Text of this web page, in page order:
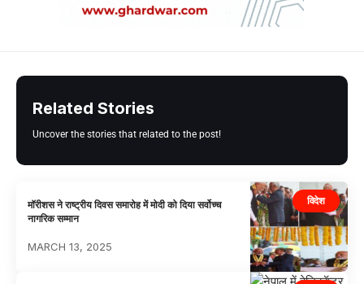
Related Stories
Uncover the stories that related to the post!
विदेश
मॉरीशस ने राष्ट्रीय दिवस समारोह में मोदी को दिया सर्वोच्च
नागरिक सम्मान
MARCH 13, 2025